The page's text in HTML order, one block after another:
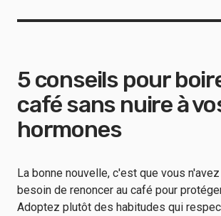
5 conseils pour
café sans nuire à
hormones
La bonne nouvelle, c'est que vous
besoin de renoncer au café pour
Adoptez plutôt des habitudes qui